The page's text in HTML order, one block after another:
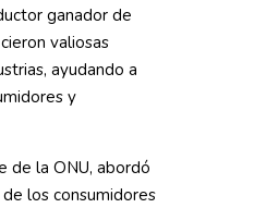
ganador de
valiosas
ayudando a
y
de la ONU, abordó
los consumidores